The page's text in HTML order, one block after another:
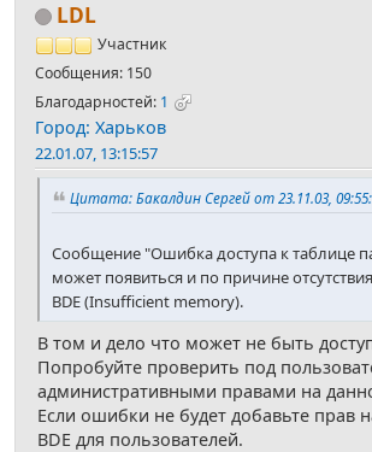
LDL
Участник
Сообщения: 150
Благодарностей: 1
Город: Харьков
22.01.07, 13:15:57
Цитата: Бакалдин Сергей от 23.11.03,
Сообщение "Ошибка доступа к таблице
может появиться и по причине
BDE (Insufficient memory).
В том и дело что может не быть
Попробуйте проверить под
административными правами на
Если ошибки не будет добавьте прав
BDE для пользователей.